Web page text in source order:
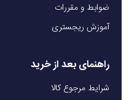
ضوابط و مقررات
آموزش ریجستری
راهنمای بعد از خرید
شرایط مرجوع کالا